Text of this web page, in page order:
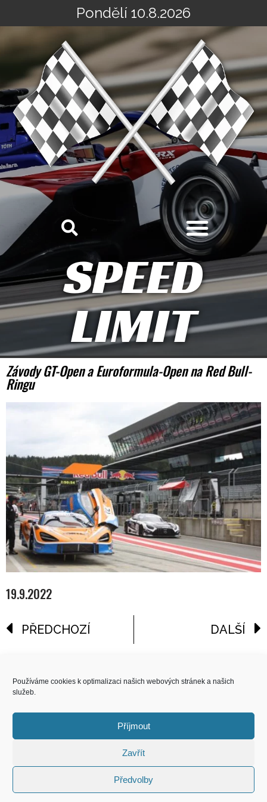
Používáme cookies k optimalizaci našich webových stránek a našich
služeb.
Příjmout
Zavřít
Předvolby
na
Pondělí 10.8.2026
SPEED
LIMIT
Závody GT-Open a Euroformula-Open na Red Bull-
Ringu
19.9.2022
PŘEDCHOZÍ DALŠÍ
COPYRIGHT
© 2026 Speed Limit,
All Rights Reserved